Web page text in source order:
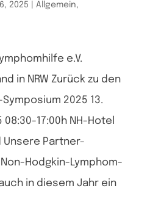
2025 Allgemein,
e.V.
in NRW Zurück zu den
2025 13.
17:00h NH-Hotel
Unsere Partner-
Hodgkin-Lymphom-
in diesem Jahr ein